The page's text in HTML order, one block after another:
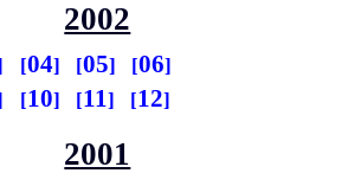
2002
04 05
06
10 11 12
2001